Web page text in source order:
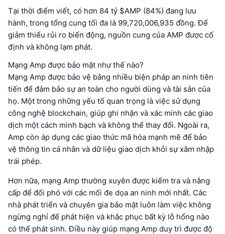
Tại thời điểm viết, có hơn 84 tỷ $AMP (84%) đang lưu
hành, trong tổng cung tối đa là 99,720,006,935 đồng. Để
giảm thiểu rủi ro biến động, nguồn cung của AMP được cố
định và không lạm phát.
Mạng Amp được bảo mật như thế nào?
Mạng Amp được bảo vệ bằng nhiều biện pháp an ninh tiên
tiến để đảm bảo sự an toàn cho người dùng và tài sản của
họ. Một trong những yếu tố quan trọng là việc sử dụng
công nghệ blockchain, giúp ghi nhận và xác minh các giao
dịch một cách minh bạch và không thể thay đổi. Ngoài ra,
Amp còn áp dụng các giao thức mã hóa mạnh mẽ để bảo
vệ thông tin cá nhân và dữ liệu giao dịch khỏi sự xâm nhập
trái phép.
Hơn nữa, mạng Amp thường xuyên được kiểm tra và nâng
cấp để đối phó với các mối đe dọa an ninh mới nhất. Các
nhà phát triển và chuyên gia bảo mật luôn làm việc không
ngừng nghỉ để phát hiện và khắc phục bất kỳ lỗ hổng nào
có thể phát sinh. Điều này giúp mạng Amp duy trì được độ